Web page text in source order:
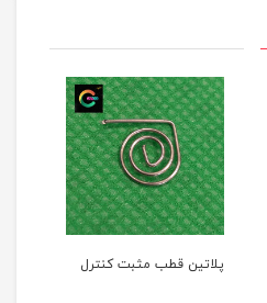
پلاتین قطب مثبت کنترل